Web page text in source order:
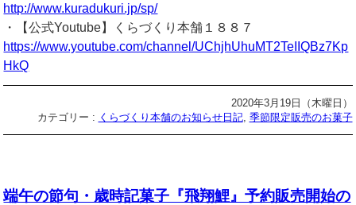
http://www.kuradukuri.jp/sp/
・【公式Youtube】くらづくり本舗１８８７
https://www.youtube.com/channel/UChjhUhuMT2TeIIQBz7Kp
HkQ
2020年3月19日（木曜日）
カテゴリー : くらづくり本舗のお知らせ日記, 季節限定販売のお菓子
端午の節句・歳時記菓子『飛翔鯉』予約販売開始の